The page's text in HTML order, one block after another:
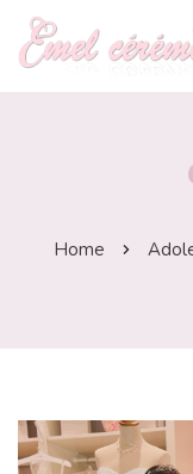
Home